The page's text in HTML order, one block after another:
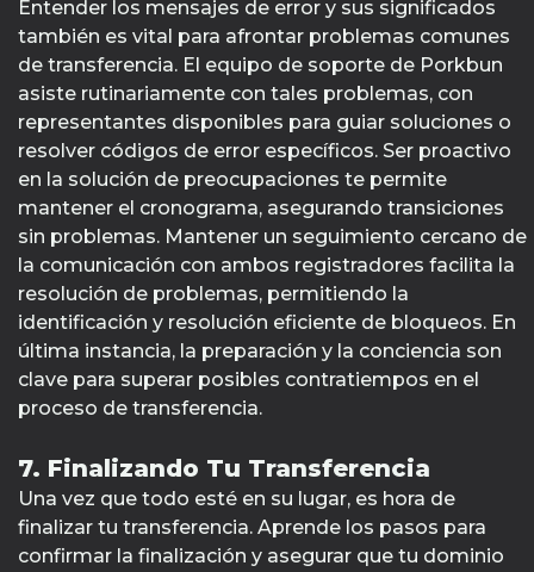
Entender los mensajes de error y sus significados
también es vital para afrontar problemas comunes
de transferencia. El equipo de soporte de Porkbun
asiste rutinariamente con tales problemas, con
representantes disponibles para guiar soluciones o
resolver códigos de error específicos. Ser proactivo
en la solución de preocupaciones te permite
mantener el cronograma, asegurando transiciones
sin problemas. Mantener un seguimiento cercano de
la comunicación con ambos registradores facilita la
resolución de problemas, permitiendo la
identificación y resolución eficiente de bloqueos. En
última instancia, la preparación y la conciencia son
clave para superar posibles contratiempos en el
proceso de transferencia.
7. Finalizando Tu Transferencia
Una vez que todo esté en su lugar, es hora de
finalizar tu transferencia. Aprende los pasos para
confirmar la finalización y asegurar que tu dominio